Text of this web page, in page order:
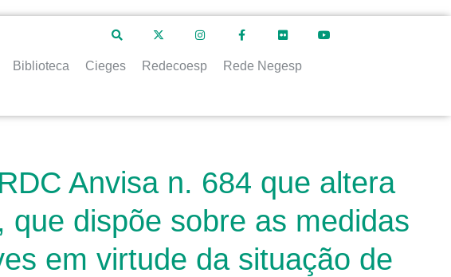
Biblioteca Cieges Redecoesp Rede Negesp
Anvisa n. 684 que altera
dispõe sobre as medidas
em virtude da situação de